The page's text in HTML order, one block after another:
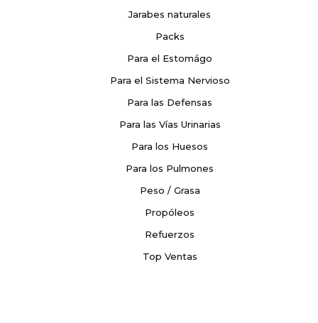
Jarabes naturales
Packs
Para el Estomágo
Para el Sistema Nervioso
Para las Defensas
Para las Vías Urinarias
Para los Huesos
Para los Pulmones
Peso / Grasa
Propóleos
Refuerzos
Top Ventas